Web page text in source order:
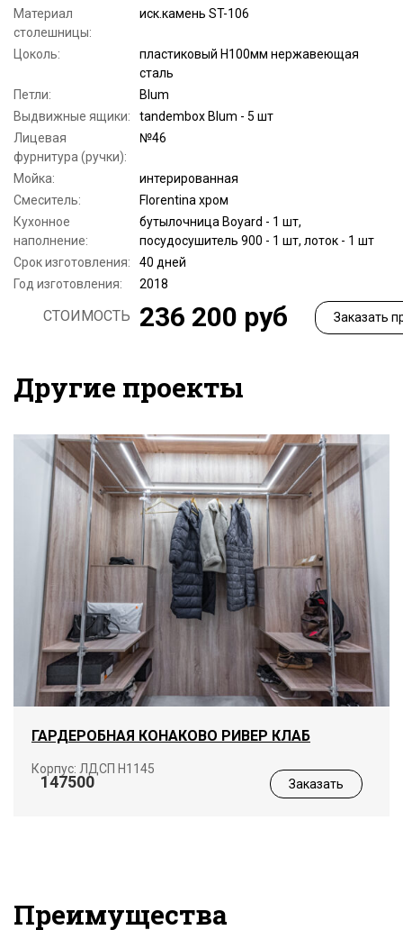
Материал
столешницы:
иск.камень ST-106
Цоколь:
пластиковый Н100мм нержавеющая
сталь
Петли:
Blum
Выдвижные ящики:
tandembox Blum - 5 шт
Лицевая
фурнитура (ручки):
№46
Мойка:
интерированная
Смеситель:
Florentina хром
Кухонное
наполнение:
бутылочница Boyard - 1 шт,
посудосушитель 900 - 1 шт, лоток - 1 шт
Срок изготовления:
40 дней
Год изготовления:
2018
СТОИМОСТЬ 236 200 руб Заказать
Другие проекты
ГАРДЕРОБНАЯ КОНАКОВО РИВЕР КЛАБ
Корпус: ЛДСП Н1145
147500 Заказать
Преимущества